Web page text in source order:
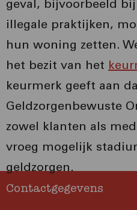
geval, bijvoorbeeld
illegale praktijken,
hun woning zetten.
het bezit van het
keurmerk geeft aan
Geldzorgenbewuste
zowel klanten als
vroeg mogelijk
geldzorgen.
Contactgegevens